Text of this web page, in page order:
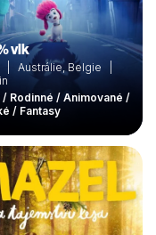
vlk
| Austrálie, Belgie |
/ Rodinné / Animované /
/ Fantasy